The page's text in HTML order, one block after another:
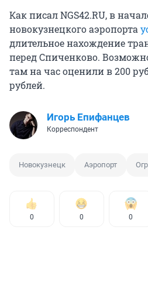
Как писал NGS42.RU, в
новокузнецкого аэропорта
длительное нахождение
перед Спиченково.
там на час оценили в 200
рублей.
Игорь Епифанцев
Корреспондент
Новокузнецк Аэропорт
0 0 0